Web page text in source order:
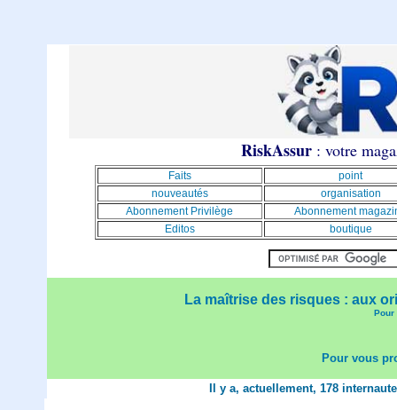
RiskAssur: votre
Faits
point
nouveautés
organisation
Abonnement Privilège
Abonnement
Editos
boutique
La maîtrise des risques : aux
Pour
Pour vous
Il y a, actuellement, 178